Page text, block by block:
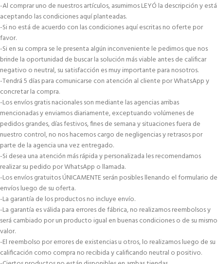
-Al comprar uno de nuestros artículos, asumimos LEYÓ la descripción y está
aceptando las condiciones aquí planteadas.
-Si no está de acuerdo con las condiciones aquí escritas no oferte por
favor.
-Si en su compra se le presenta algún inconveniente le pedimos que nos
brinde la oportunidad de buscar la solución más viable antes de calificar
negativo o neutral, su satisfacción es muy importante para nosotros.
-Tendrá 5 días para comunicarse con atención al cliente por WhatsApp y
concretar la compra.
-Los envíos gratis nacionales son mediante las agencias arribas
mencionadas y enviamos diariamente, exceptuando volúmenes de
pedidos grandes, días festivos, fines de semana y situaciones fuera de
nuestro control, no nos hacemos cargo de negligencias y retrasos por
parte de la agencia una vez entregado.
-Si desea una atención más rápida y personalizada les recomendamos
realizar su pedido por WhatsApp o llamada.
-Los envíos gratuitos ÚNICAMENTE serán posibles llenando el formulario de
envíos luego de su oferta.
-La garantía de los productos no incluye envío.
-La garantía es válida para errores de fábrica, no realizamos reembolsos y
será cambiado por un producto igual en buenas condiciones o de su mismo
valor.
-El reembolso por errores de existencias u otros, lo realizamos luego de su
calificación como compra no recibida y calificando neutral o positivo.